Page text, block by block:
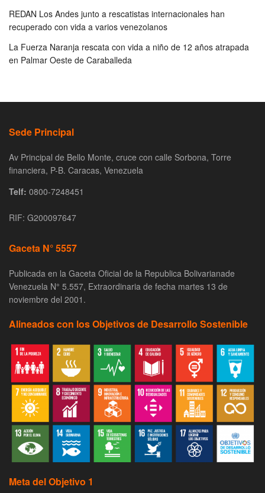
REDAN Los Andes junto a rescatistas internacionales han
recuperado con vida a varios venezolanos
La Fuerza Naranja rescata con vida a niño de 12 años atrapada
en Palmar Oeste de Caraballeda
Sede Principal
Av Principal de Bello Monte, cruce con calle Sorbona, Torre
financiera, P-B. Caracas, Venezuela
Telf: 0800-7248451
RIF: G200097647
Gaceta N° 5557
Publicada en la Gaceta Oficial de la Republica Bolivarianade
Venezuela N° 5.557, Extraordinaria de fecha martes 13 de
noviembre del 2001.
Alineados con los Objetivos de Desarrollo Sostenible
Meta del Objetivo 1